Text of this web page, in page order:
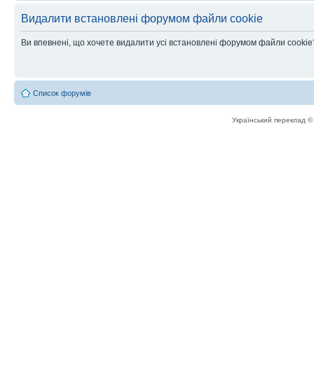
Видалити встановлені форумом файли cookie
Ви впевнені, що хочете видалити усі встановлені форумом файли
Список форумів
Український переклад